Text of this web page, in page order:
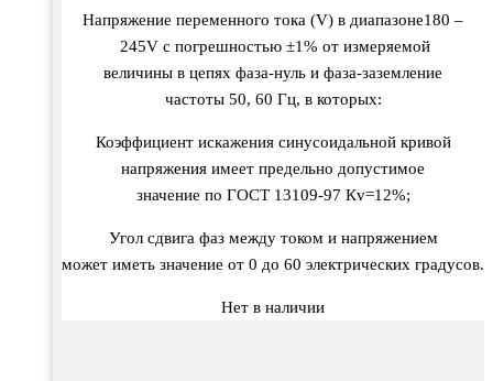
Напряжение переменного тока (V) в диапазоне180 –
245V с погрешностью ±1% от измеряемой
величины в цепях фаза-нуль и фаза-заземление
частоты50, 60 Гц, в которых:
Коэффициент искажения синусоидальнойкривой
напряжения имеет предельно допустимое
значение по ГОСТ13109-97 Кv=12%;
Угол сдвига фаз между током и напряжением
может иметь значение от 0 до 60 электрических градусов.
Нет в наличии